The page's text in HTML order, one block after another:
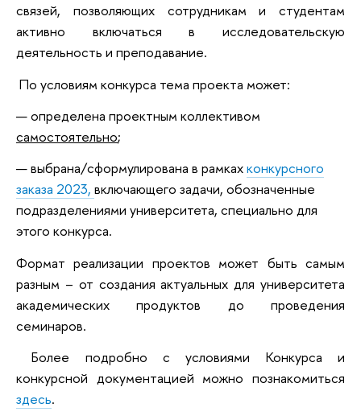
связей, позволяющих сотрудникам и студентам
активно включаться в исследовательскую
деятельность и преподавание.
По условиям конкурса тема проекта может:
определена проектным коллективом
самостоятельно;
выбрана/сформулирована в рамкахконкурсного
заказа 2023, включающего задачи, обозначенные
подразделениями университета, специально для
этого конкурса.
Формат реализации проектов может быть самым
разным – от создания актуальных для университета
академических продуктов до проведения
семинаров.
Более подробно с условиями Конкурса и
конкурсной документацией можно познакомиться
здесь.